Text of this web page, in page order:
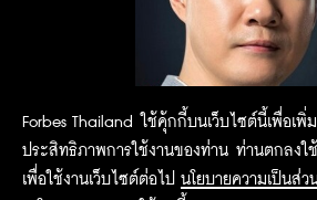
Forbes Thailand ใช้คุ้กกี้บนเว็บไซต์นี้เพื่อเพิ่ม
ประสิทธิภาพการใช้งานของท่าน ท่านตกลงใ
เพื่อใช้งานเว็บไซต์ต่อไป นโยบายความเป็นส่ว